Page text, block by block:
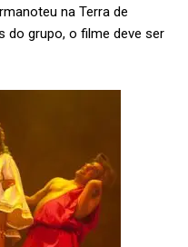
na Terra de
do grupo, o filme deve ser